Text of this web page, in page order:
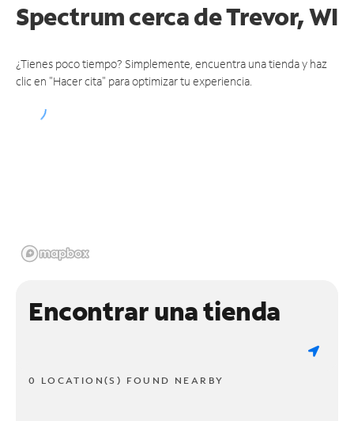
Spectrumcerca de Trevor, WI
¿Tienes poco tiempo? Simplemente, encuentra una tienda y haz
clic en "Hacer cita" para optimizar tu experiencia.
Encontrar una tienda
0 LOCATION(S) FOUND NEARBY